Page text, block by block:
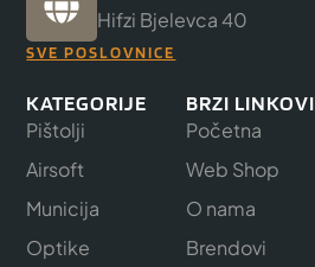
Hifzi Bjelevca 40
SVE POSLOVNICE
KATEGORIJE
Pištolji
Airsoft
Municija
Optike
BRZI LINKOVI
Početna
Web Shop
O nama
Brendovi